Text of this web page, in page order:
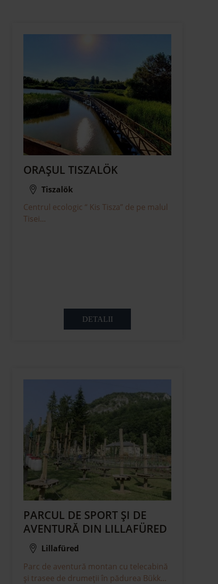
ORAŞUL TISZALÖK
Tiszalök
Centrul ecologic “ Kis Tisza” de pe malul
Tisei...
DETALII
PARCUL DE SPORT ŞI DE
AVENTURĂ DIN LILLAFÜRED
Lillafüred
Parc de aventură montan cu telecabină
și trasee de drumeții în pădurea Bükk...